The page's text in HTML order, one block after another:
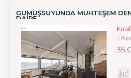
GÜMÜŞSUYUNDA MUHTEŞEM
DAİRE